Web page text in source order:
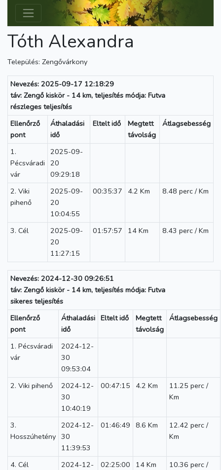
Tóth Alexandra
Település: Zengővárkony
Nevezés: 2025-09-17 12:18:29
táv: Zengő kiskör - 14 km, teljesítés módja: Futva
részleges teljesítés
Ellenőrző
pont
Áthaladási
idő
Eltelt idő
Megtett
távolság
Átlagsebesség
1.
Pécsváradi
vár
2025-09-
20
09:29:18
2. Viki
pihenő
2025-09-
20
10:04:55
00:35:37 4.2 Km 8.48 perc / Km
3. Cél
2025-09-
20
11:27:15
01:57:57 14 Km 8.43 perc / Km
Nevezés: 2024-12-30 09:26:51
táv: Zengő kiskör - 14 km, teljesítés módja: Futva
sikeres teljesítés
Ellenőrző
pont
Áthaladási
idő
Eltelt idő
Megtett
távolság
Átlagsebesség
1. Pécsváradi
vár
2024-12-
30
09:53:04
2. Viki pihenő
2024-12-
30
10:40:19
00:47:15 4.2 Km
11.25 perc /
Km
3.
Hosszúhetény
2024-12-
30
11:39:53
01:46:49 8.6 Km
12.42 perc /
Km
4. Cél
2024-12-
02:25:00 14 Km
10.36 perc /